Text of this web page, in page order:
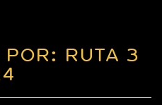
POR: RUTA 3